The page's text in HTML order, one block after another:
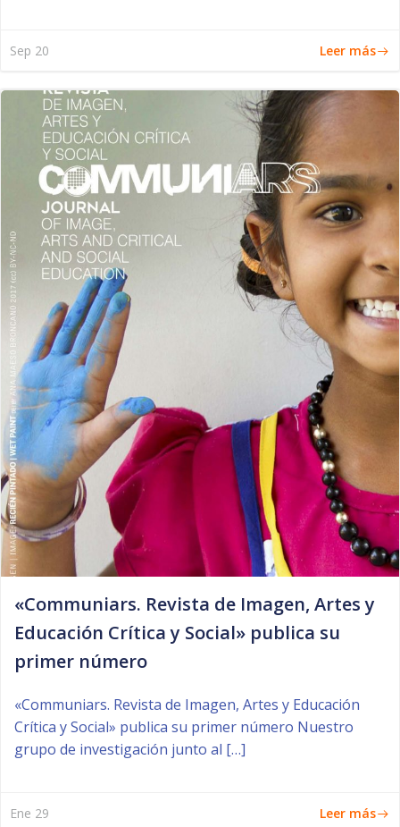
Sep 20 Leer más
«Communiars. Revista de Imagen, Artes y
Educación Crítica y Social» publica su
primer número
«Communiars. Revista de Imagen, Artes y Educación
Crítica y Social» publica su primer número Nuestro
grupo de investigación junto al […]
Ene 29 Leer más